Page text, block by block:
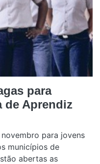
para
de Aprendiz
para jovens
municípios de
abertas as